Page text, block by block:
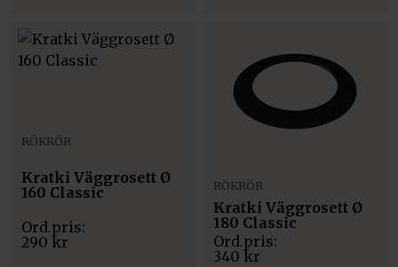
RÖKRÖR
Kratki Väggrosett Ø
160 Classic
290 kr
RÖKRÖR
Kratki Väggrosett Ø
180 Classic
340 kr